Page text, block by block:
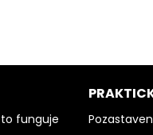
funguje